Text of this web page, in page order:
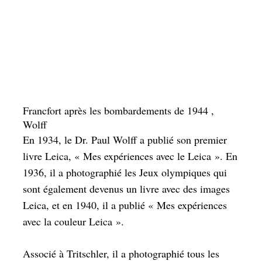
Francfort après les bombardements de 1944 ,
Wolff
En 1934, le Dr. Paul Wolff a publié son premier
livre Leica, « Mes expériences avec le Leica ». En
1936, il a photographié les Jeux olympiques qui
sont également devenus un livre avec des images
Leica, et en 1940, il a publié « Mes expériences
avec la couleur Leica ».
Associé à Tritschler, il a photographié tous les